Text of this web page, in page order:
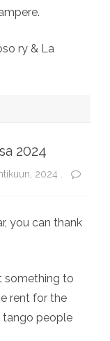
ry & La
2024
2024 .
you can thank
something to
rent for the
tango people